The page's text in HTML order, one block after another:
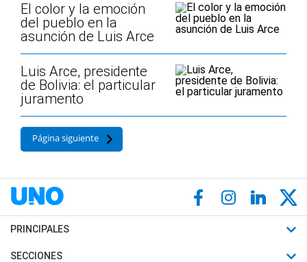
El color y la emoción
del pueblo en la
asunción de Luis Arce
Luis Arce, presidente
de Bolivia: el particular
juramento
Página siguiente
PRINCIPALES
Últimas Noticias
SECCIONES